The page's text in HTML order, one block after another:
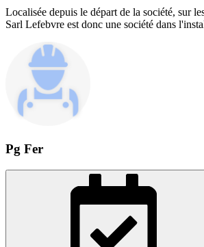
Localisée depuis le départ de la société, sur
Sarl Lefebvre est donc une société dans
Pg Fer